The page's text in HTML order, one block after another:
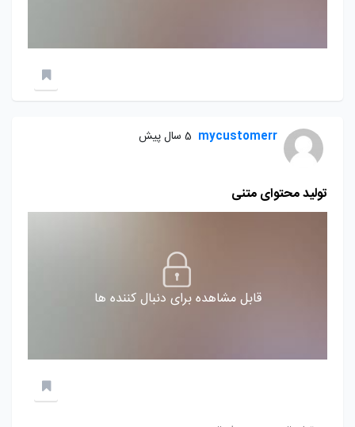
mycustomerr 5 سال پیش
تولید محتوای متنی
قابل مشاهده برای دنبال کننده ها